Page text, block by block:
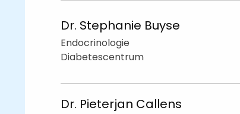
Dr. Stephanie Buyse
Endocrinologie
Diabetescentrum
Dr. Pieterjan Callens